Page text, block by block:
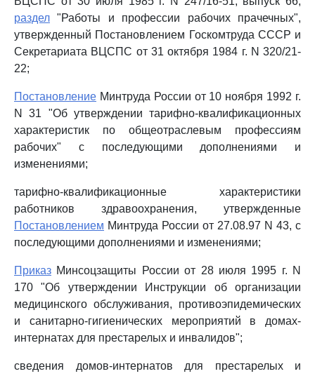
раздел "Работы и профессии рабочих прачечных",
утвержденный Постановлением Госкомтруда СССР и
Секретариата ВЦСПС от 31 октября 1984 г. N 320/21-
22;
Постановление Минтруда России от 10 ноября 1992 г.
N 31 "Об утверждении тарифно-квалификационных
характеристик по общеотраслевым профессиям
рабочих" с последующими дополнениями и
изменениями;
тарифно-квалификационные характеристики
работников здравоохранения, утвержденные
Постановлением Минтруда России от 27.08.97 N 43, с
последующими дополнениями и изменениями;
Приказ Минсоцзащиты России от 28 июля 1995 г. N
170 "Об утверждении Инструкции об организации
медицинского обслуживания, противоэпидемических
и санитарно-гигиенических мероприятий в домах-
интернатах для престарелых и инвалидов";
сведения домов-интернатов для престарелых и